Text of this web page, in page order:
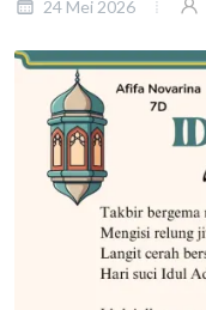
24 Mei 2026